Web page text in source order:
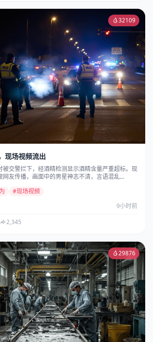
32109
现场视频流出
被交警拦下，经酒精检测显示酒精含量严重超标。现
网友传播，画面中的男星神志不清，言语混乱...
#现场视频
9小时前
2,345
29876